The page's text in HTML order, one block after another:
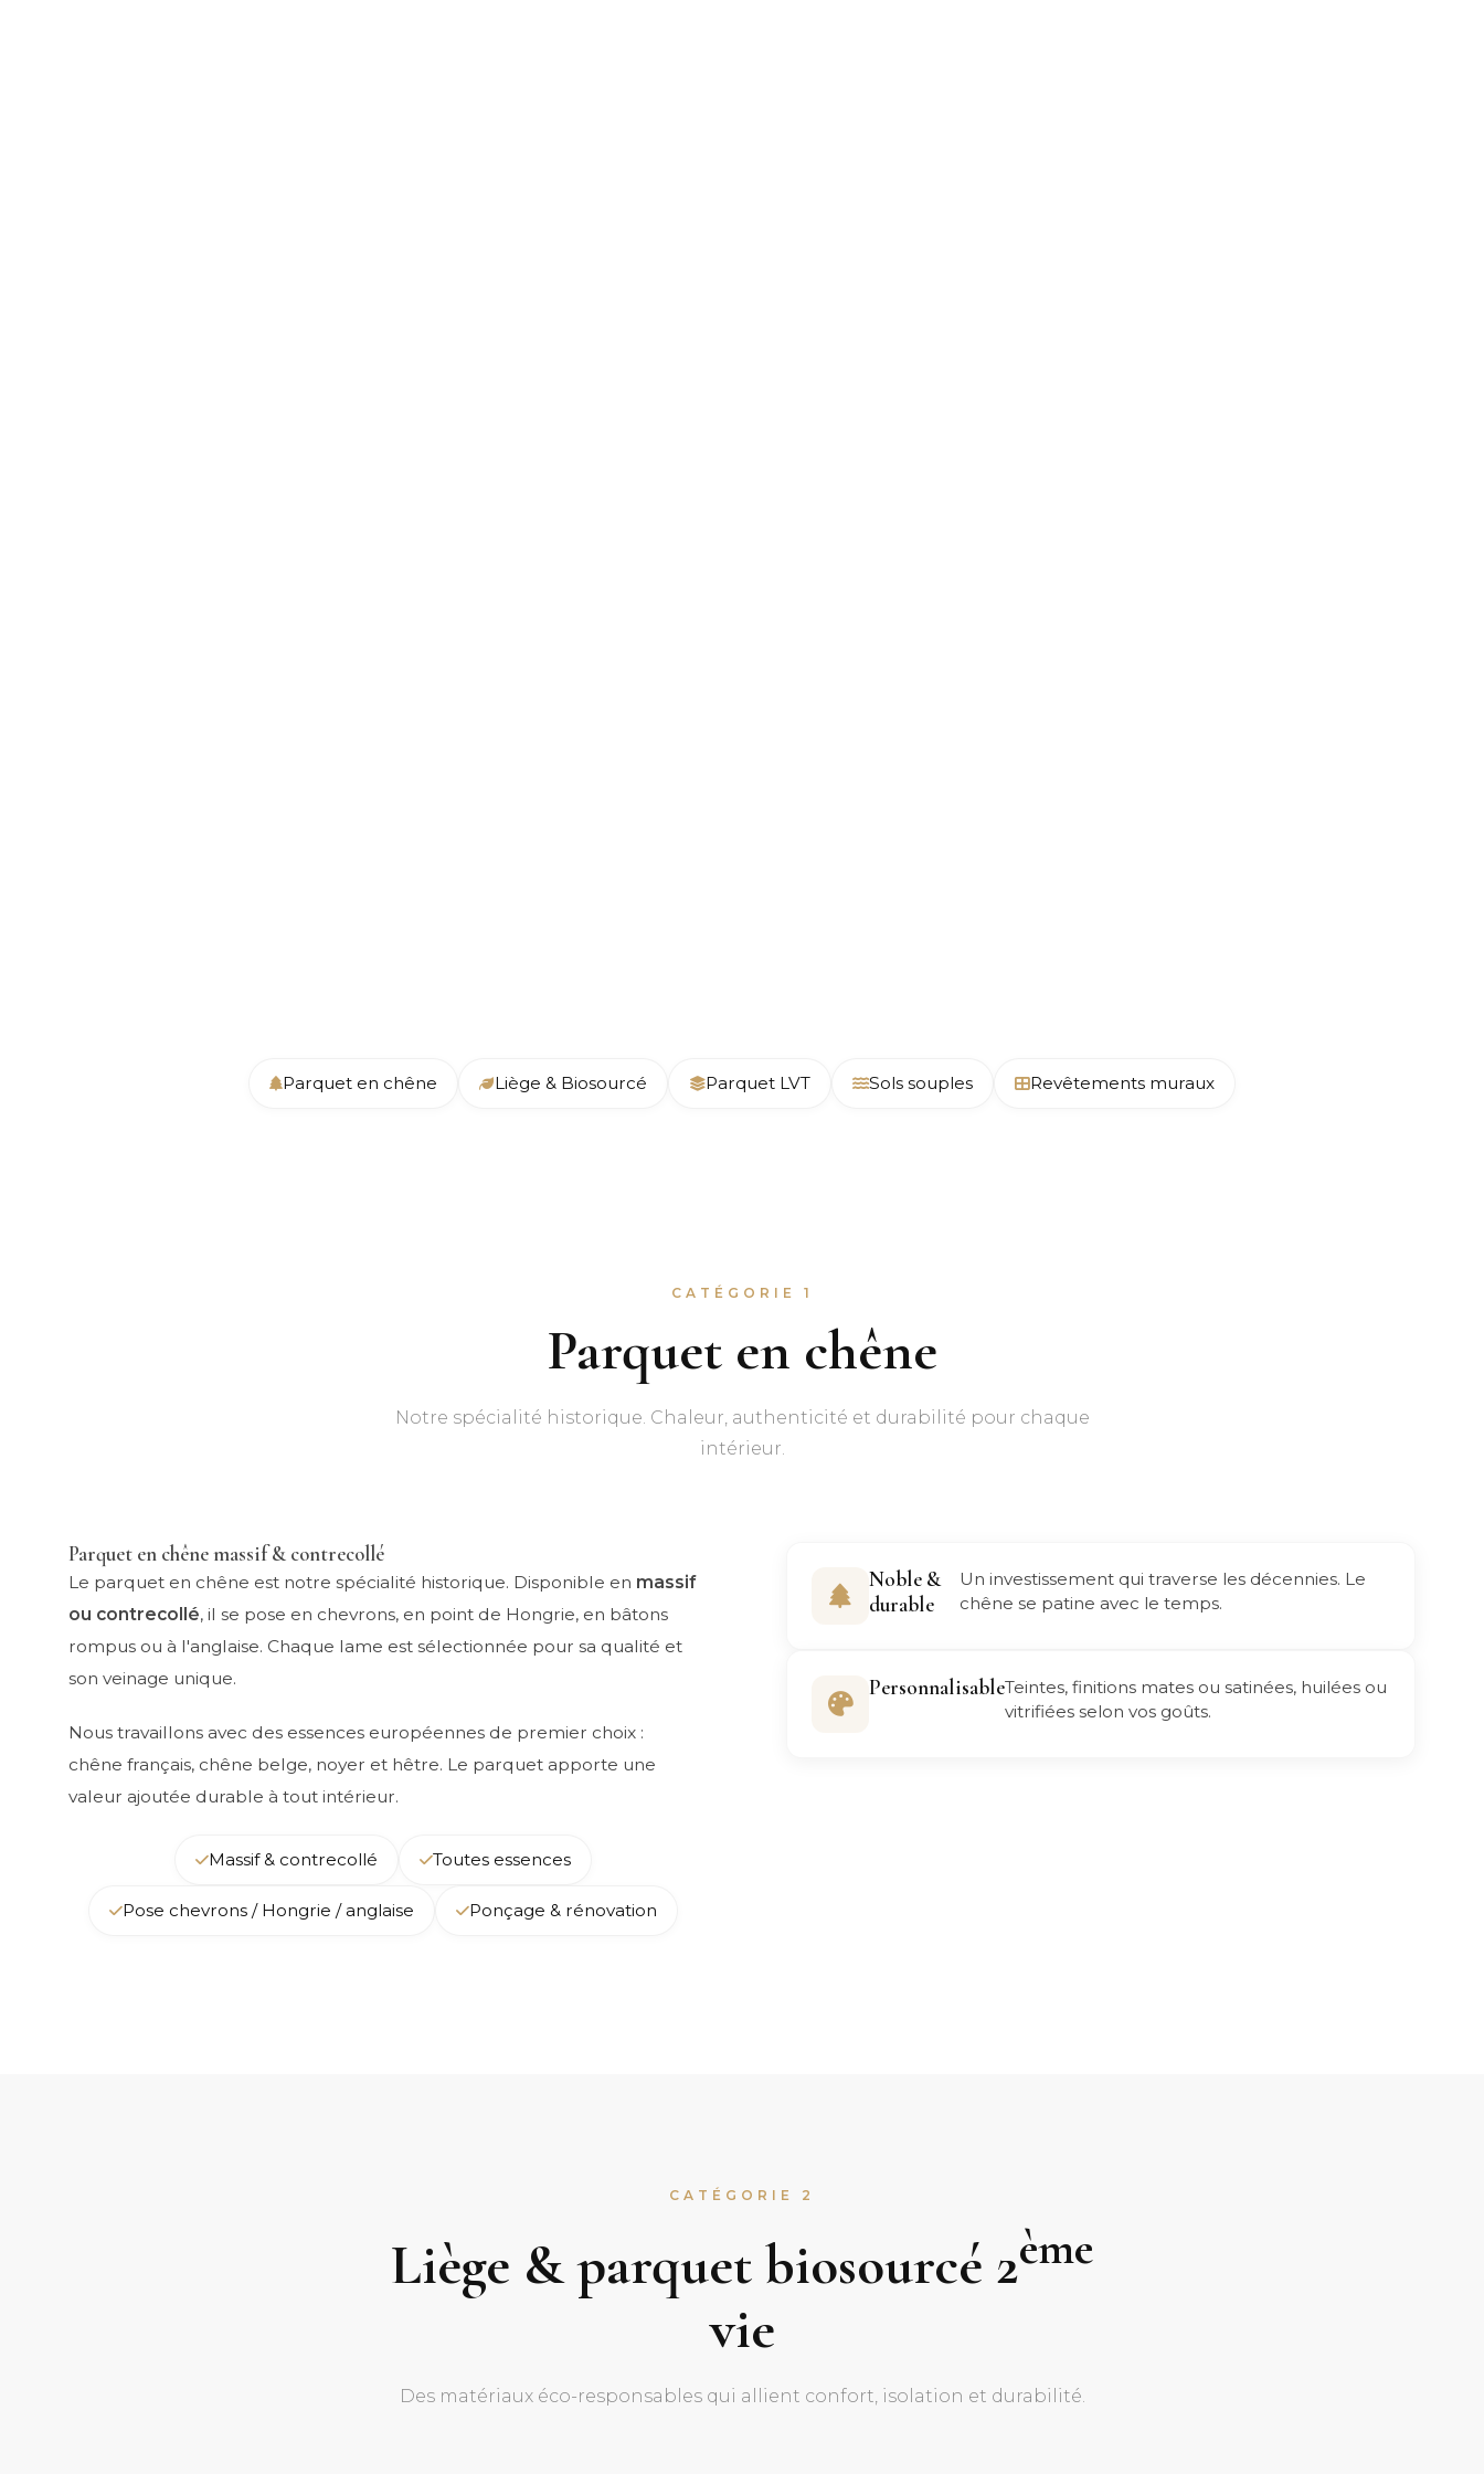
Parquet en chêne Liège & Biosourcé Parquet LVT Sols souples Revêtements muraux
CATÉGORIE 1
Parquet en chêne
Notre spécialité historique. Chaleur, authenticité et durabilité pour chaque
intérieur.
Parquet en chêne massif & contrecollé
Le parquet en chêne est notre spécialité historique. Disponible en massif
ou contrecollé, il se pose en chevrons, en point de Hongrie, en bâtons
rompus ou à l'anglaise. Chaque lame est sélectionnée pour sa qualité et
son veinage unique.
Nous travaillons avec des essences européennes de premier choix :
chêne français, chêne belge, noyer et hêtre. Le parquet apporte une
valeur ajoutée durable à tout intérieur.
Massif & contrecollé Toutes essences
Pose chevrons / Hongrie / anglaise Ponçage & rénovation
Noble &
durable
Un investissement qui traverse les décennies. Le
chêne se patine avec le temps.
PersonnalisableTeintes, finitions mates ou satinées, huilées ou
vitrifiées selon vos goûts.
CATÉGORIE 2
Liège & parquet biosourcé 2ème
vie
Des matériaux éco-responsables qui allient confort, isolation et durabilité.